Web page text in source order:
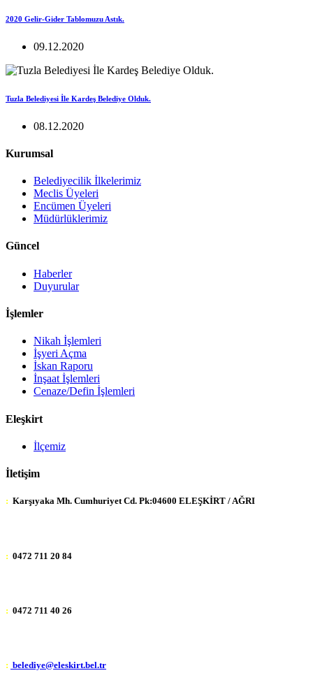
2020 Gelir-Gider Tablomuzu Astık.
09.12.2020
Tuzla Belediyesi İle Kardeş Belediye Olduk.
08.12.2020
Kurumsal
Belediyecilik İlkelerimiz
Meclis Üyeleri
Encümen Üyeleri
Müdürlüklerimiz
Güncel
Haberler
Duyurular
İşlemler
Nikah İşlemleri
İşyeri Açma
İskan Raporu
İnşaat İşlemleri
Cenaze/Defin İşlemleri
Eleşkirt
İlçemiz
İletişim
: Karşıyaka Mh. Cumhuriyet Cd. Pk:04600 ELEŞKİRT / AĞRI
: 0472 711 20 84
: 0472 711 40 26
: belediye@eleskirt.bel.tr